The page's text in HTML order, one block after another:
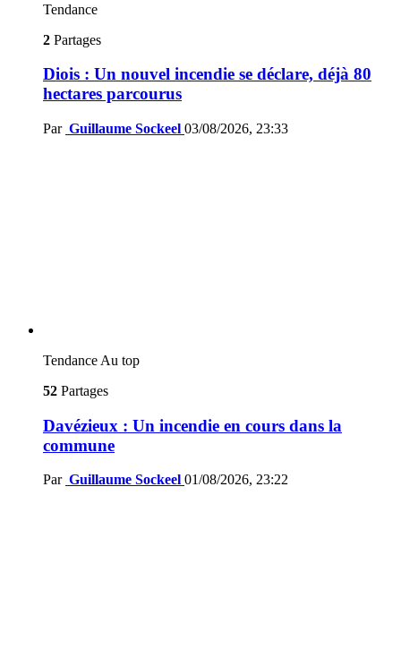
Tendance
2 Partages
Diois : Un nouvel incendie se déclare, déjà 80
hectares parcourus
Par Guillaume Sockeel 03/08/2026, 23:33
Tendance Au top
52 Partages
Davézieux : Un incendie en cours dans la
commune
Par Guillaume Sockeel 01/08/2026, 23:22